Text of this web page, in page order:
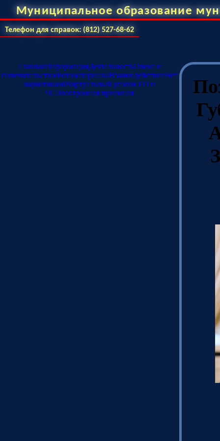
Муниципальное образование
Телефон для справок: (812) 527-68-62
ГлавнаяИнформацияДеятельностьОпека и
попечительствоФотоматериалыВзаимодействиеНет
наркотикам!Виртуальный уголок ГО и
ЧСЭлектронная приемная